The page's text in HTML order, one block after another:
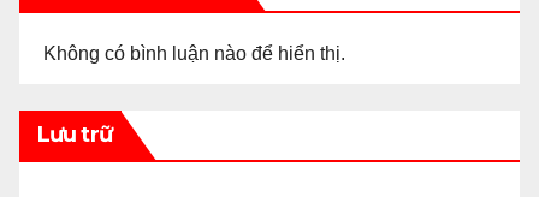
Không có bình luận nào để hiển thị.
Lưu trữ